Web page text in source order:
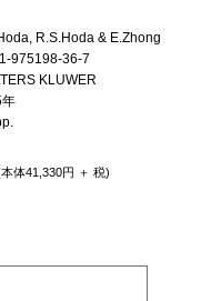
R.S.Hoda & E.Zhong
975198-36-7
KLUWER
年
体41,330円 ＋ 税)